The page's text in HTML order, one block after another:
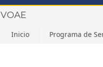
VOAE
Inicio Programa de